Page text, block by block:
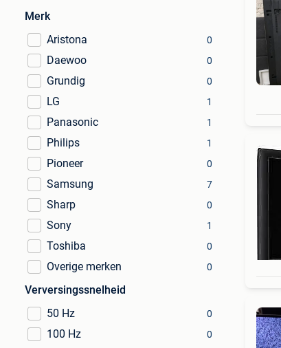
Merk
Aristona
0
Daewoo 0
Grundig 0
LG 1
Panasonic 1
Philips 1
Pioneer 0
Samsung 7
Sharp 0
Sony 1
Toshiba 0
Overige merken 0
Verversingssnelheid
50 Hz
0
100 Hz 0